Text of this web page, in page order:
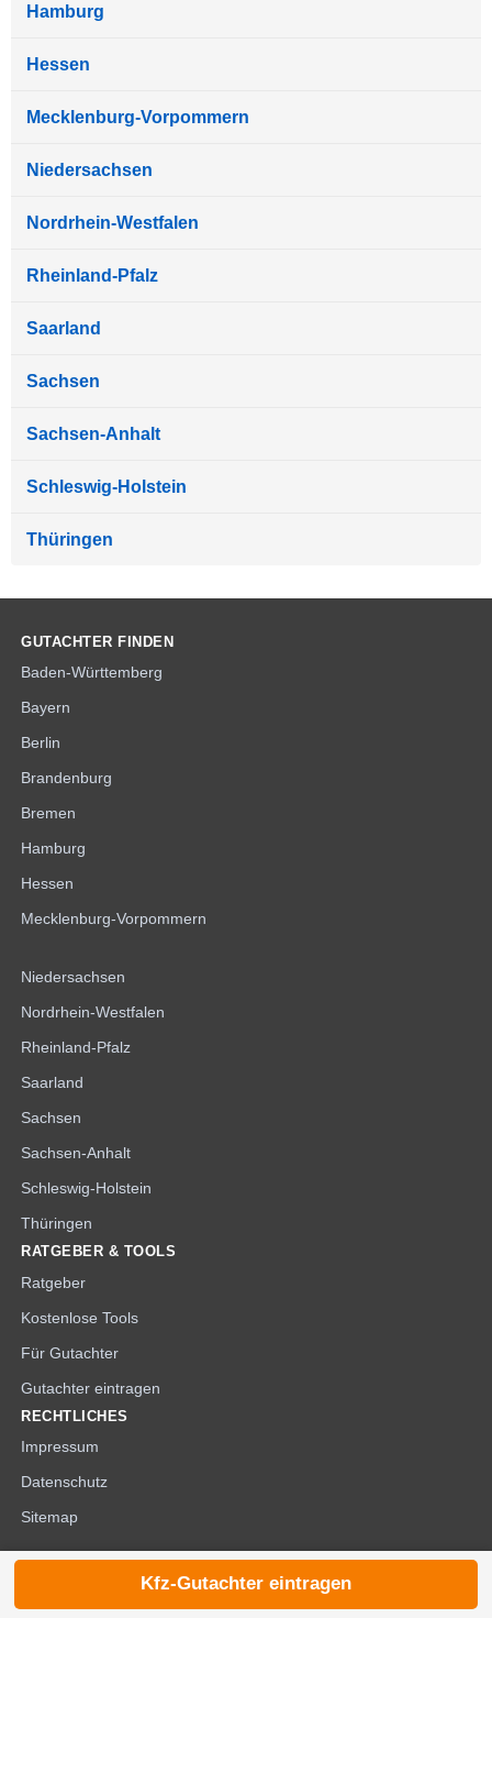
Hamburg
Hessen
Mecklenburg-Vorpommern
Niedersachsen
Nordrhein-Westfalen
Rheinland-Pfalz
Saarland
Sachsen
Sachsen-Anhalt
Schleswig-Holstein
Thüringen
GUTACHTER FINDEN
Baden-Württemberg
Bayern
Berlin
Brandenburg
Bremen
Hamburg
Hessen
Mecklenburg-Vorpommern
Niedersachsen
Nordrhein-Westfalen
Rheinland-Pfalz
Saarland
Sachsen
Sachsen-Anhalt
Schleswig-Holstein
Thüringen
RATGEBER & TOOLS
Ratgeber
Kostenlose Tools
Für Gutachter
Gutachter eintragen
RECHTLICHES
Impressum
Datenschutz
Sitemap
© 2026 die-kfzgutachter.de
Kfz-Gutachter eintragen